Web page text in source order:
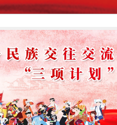
新闻动态
宗教视窗
民族经济 示范创建